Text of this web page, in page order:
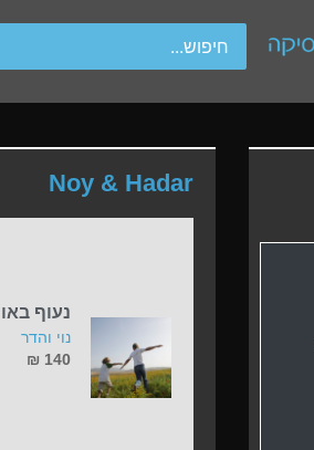
or with swipe gestures.
Noy & Hadar
נעוף
נוי והדר
₪ 140